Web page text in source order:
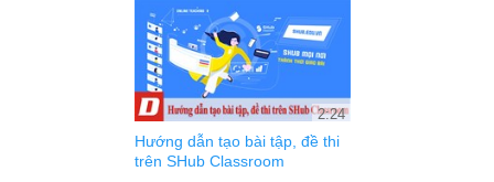
2:24
Hướng dẫn tạo bài tập, đề thi
trên SHub Classroom